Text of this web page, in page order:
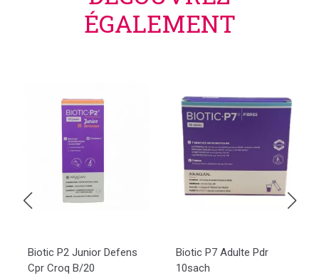
ÉGALEMENT
Biotic P2 Junior Defens
Cpr Croq B/20
Biotic P7 Adulte Pdr
10sach